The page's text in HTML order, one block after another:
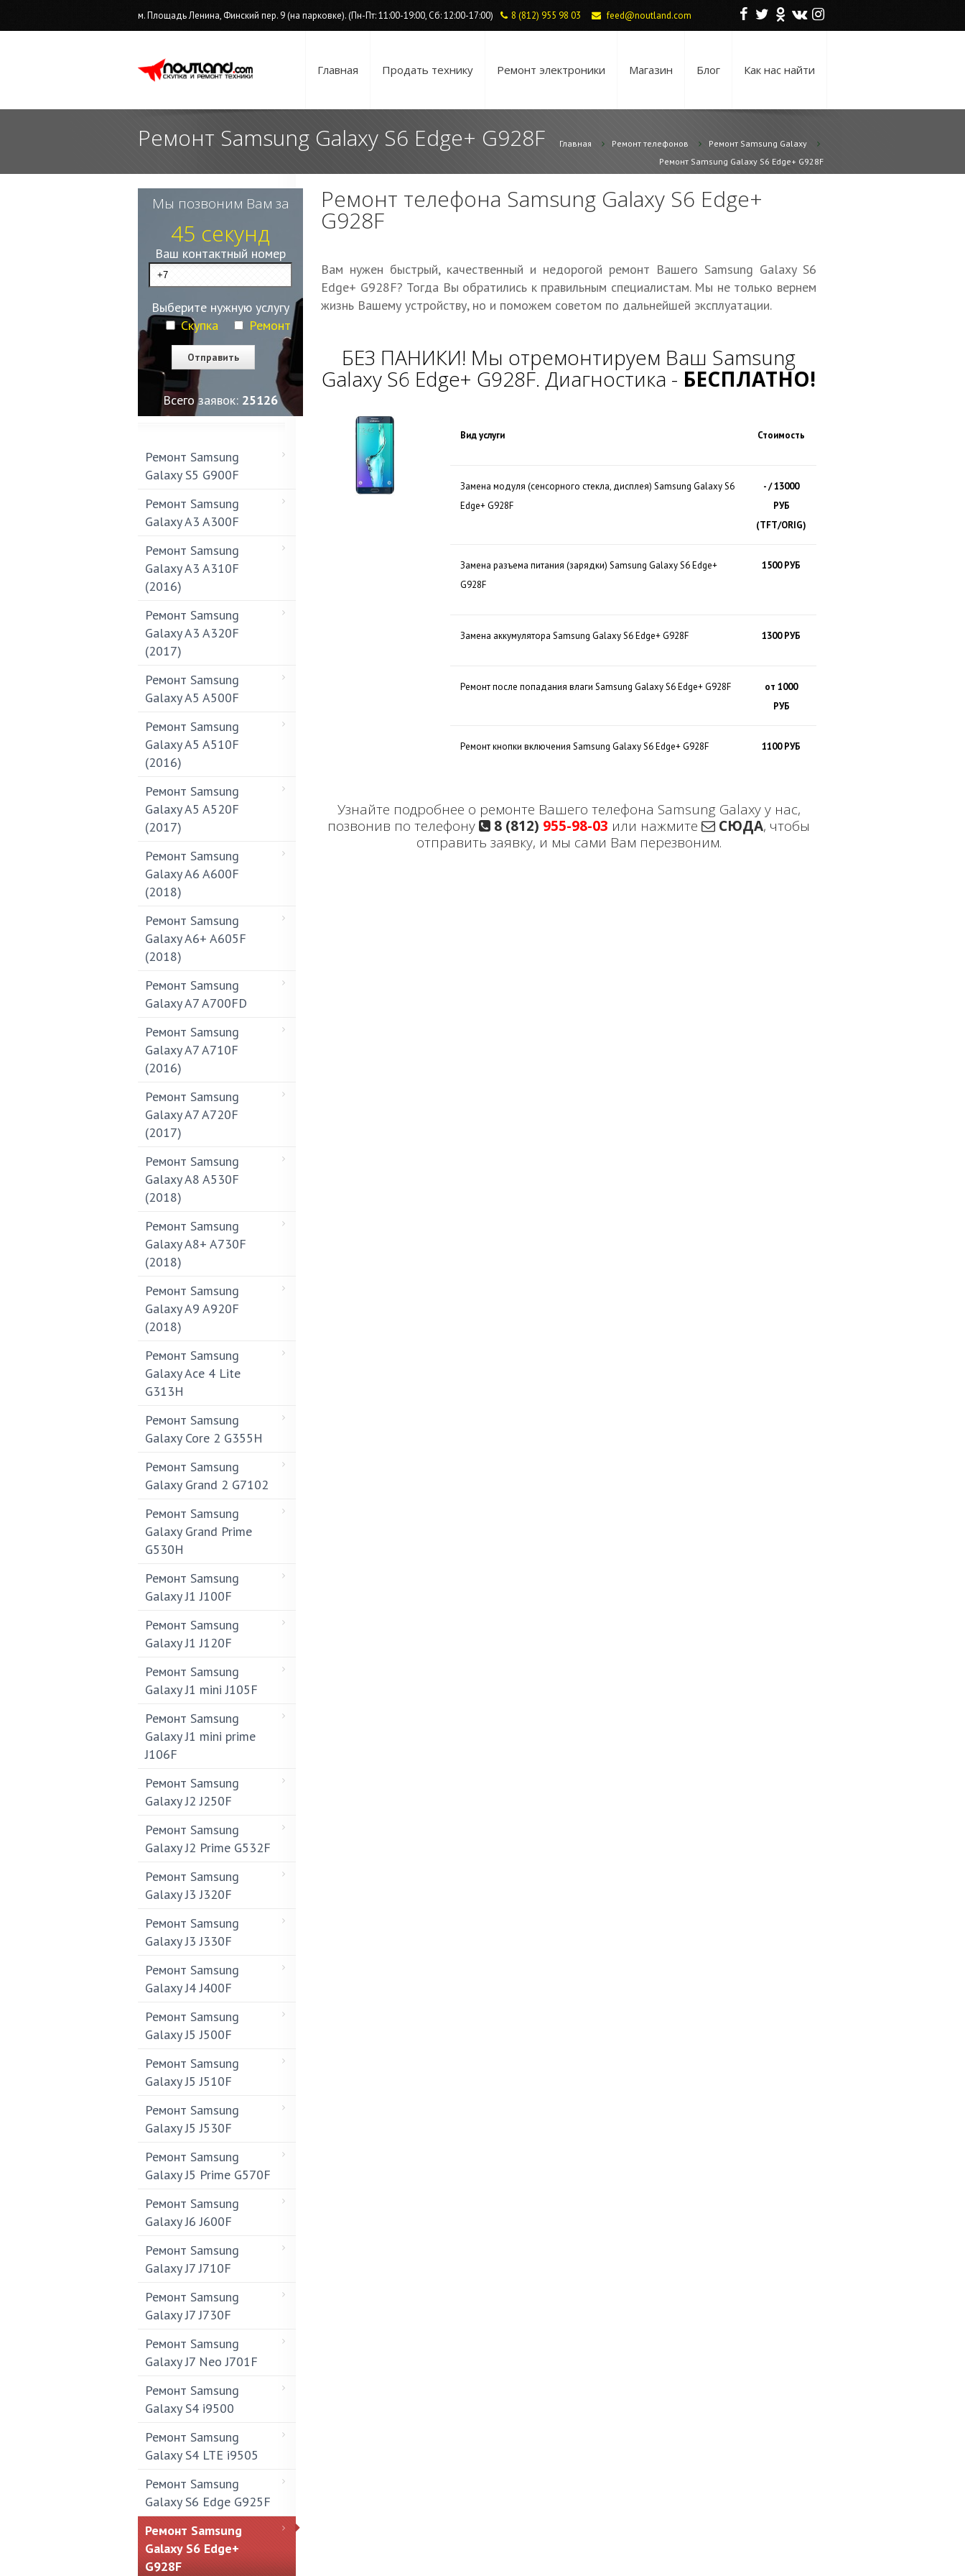
F T O V I
м. Площадь Ленина, Финский пер. 9 (на парковке). (Пн-Пт: 11:00-19:00, Сб: 12:00-17:00) 8 (812) 955 98 03 feed@noutland.com
Главная Продать технику Ремонт электроники Магазин Блог Как нас найти
Ремонт Samsung Galaxy S6 Edge+ G928F Главная Ремонт телефонов
Ремонт Samsung Galaxy
Ремонт Samsung Galaxy S6 Edge+ G928F
Ремонт телефона Samsung Galaxy S6 Edge+
G928F
Вам нужен быстрый, качественный и недорогой ремонт Вашего Samsung Galaxy S6
Edge+ G928F? Тогда Вы обратились к правильным специалистам. Мы не только вернем
жизнь Вашему устройству, но и поможем советом по дальнейшей эксплуатации.
БЕЗ ПАНИКИ! Мы отремонтируем Ваш Samsung
Galaxy S6 Edge+ G928F. Диагностика - БЕСПЛАТНО!
Вид услуги Стоимость
Замена модуля (сенсорного стекла, дисплея) Samsung Galaxy S6
Edge+ G928F
- / 13000
РУБ
(TFT/ORIG)
Замена разъема питания (зарядки) Samsung Galaxy S6 Edge+
G928F
1500 РУБ
Замена аккумулятора Samsung Galaxy S6 Edge+ G928F 1300 РУБ
Ремонт после попадания влаги Samsung Galaxy S6 Edge+ G928F
от 1000
РУБ
Ремонт кнопки включения Samsung Galaxy S6 Edge+ G928F 1100 РУБ
Узнайте подробнее о ремонте Вашего телефона Samsung Galaxy у нас,
позвонив по телефону
8 (812) 955-98-03 или нажмите СЮДА, чтобы
отправить заявку, и мы сами Вам перезвоним.
Мы позвоним Вам за
45 секунд
Ваш контактный номер
Выберите нужную услугу
Скупка
Ремонт
Всего заявок: 25130
Ремонт Samsung
Galaxy S5 G900F
Ремонт Samsung
Galaxy A3 A300F
Ремонт Samsung
Galaxy A3 A310F
(2016)
Ремонт Samsung
Galaxy A3 A320F
(2017)
Ремонт Samsung
Galaxy A5 A500F
Ремонт Samsung
Galaxy A5 A510F
(2016)
Ремонт Samsung
Galaxy A5 A520F
(2017)
Ремонт Samsung
Galaxy A6 A600F
(2018)
Ремонт Samsung
Galaxy A6+ A605F
(2018)
Ремонт Samsung
Galaxy A7 A700FD
Ремонт Samsung
Galaxy A7 A710F
(2016)
Ремонт Samsung
Galaxy A7 A720F
(2017)
Ремонт Samsung
Galaxy A8 A530F
(2018)
Ремонт Samsung
Galaxy A8+ A730F
(2018)
Ремонт Samsung
Galaxy A9 A920F
(2018)
Ремонт Samsung
Galaxy Ace 4 Lite
G313H
Ремонт Samsung
Galaxy Core 2 G355H
Ремонт Samsung
Galaxy Grand 2 G7102
Ремонт Samsung
Galaxy Grand Prime
G530H
Ремонт Samsung
Galaxy J1 J100F
Ремонт Samsung
Galaxy J1 J120F
Ремонт Samsung
Galaxy J1 mini J105F
Ремонт Samsung
Galaxy J1 mini prime
J106F
Ремонт Samsung
Galaxy J2 J250F
Ремонт Samsung
Galaxy J2 Prime G532F
Ремонт Samsung
Galaxy J3 J320F
Ремонт Samsung
Galaxy J3 J330F
Ремонт Samsung
Galaxy J4 J400F
Ремонт Samsung
Galaxy J5 J500F
Ремонт Samsung
Galaxy J5 J510F
Ремонт Samsung
Galaxy J5 J530F
Ремонт Samsung
Galaxy J5 Prime G570F
Ремонт Samsung
Galaxy J6 J600F
Ремонт Samsung
Galaxy J7 J710F
Ремонт Samsung
Galaxy J7 J730F
Ремонт Samsung
Galaxy J7 Neo J701F
Ремонт Samsung
Galaxy S4 i9500
Ремонт Samsung
Galaxy S4 LTE i9505
Ремонт Samsung
Galaxy S6 Edge G925F
Ремонт Samsung
Galaxy S6 Edge+
G928F